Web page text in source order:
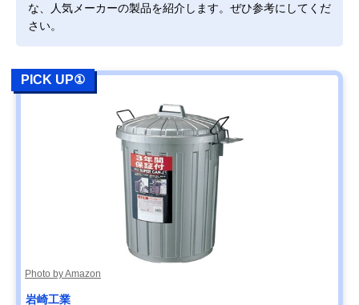
な、人気メーカーの製品を紹介します。ぜひ参考にしてくだ
さい。
PICK UP①
Photo by Amazon
岩崎工業